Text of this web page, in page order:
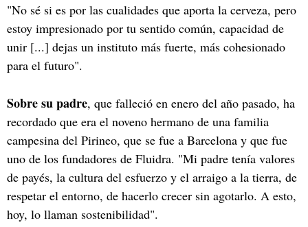
"No sé si es por las cualidades que aporta la cerveza, pero
estoy impresionado por tu sentido común, capacidad de
unir [...] dejas un instituto más fuerte, más cohesionado
para el futuro".
Sobre su padre, que falleció en enero del año pasado, ha
recordado que era el noveno hermano de una familia
campesina del Pirineo, que se fue a Barcelona y que fue
uno de los fundadores de Fluidra. "Mi padre tenía valores
de payés, la cultura del esfuerzo y el arraigo a la tierra, de
respetar el entorno, de hacerlo crecer sin agotarlo. A esto,
hoy, lo llaman sostenibilidad".